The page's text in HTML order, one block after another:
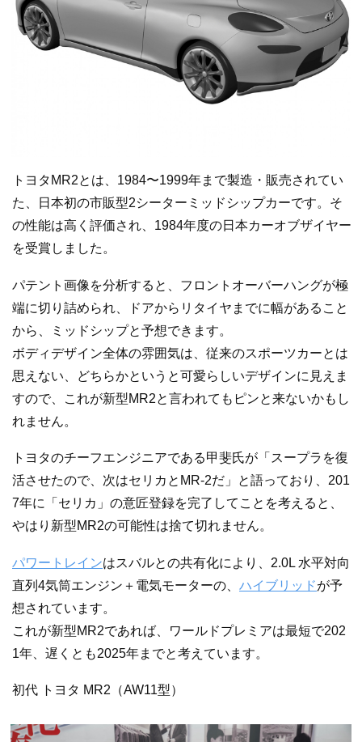
トヨタMR2とは、1984〜1999年まで製造・販売されてい
た、日本初の市販型2シーターミッドシップカーです。そ
の性能は高く評価され、1984年度の日本カーオブザイヤー
を受賞しました。
パテント画像を分析すると、フロントオーバーハングが極
端に切り詰められ、ドアからリタイヤまでに幅があること
から、ミッドシップと予想できます。
ボディデザイン全体の雰囲気は、従来のスポーツカーとは
思えない、どちらかというと可愛らしいデザインに見えま
すので、これが新型MR2と言われてもピンと来ないかもし
れません。
トヨタのチーフエンジニアである甲斐氏が「スープラを復
活させたので、次はセリカとMR-2だ」と語っており、201
7年に「セリカ」の意匠登録を完了してことを考えると、
やはり新型MR2の可能性は捨て切れません。
パワートレインはスバルとの共有化により、2.0L 水平対向
直列4気筒エンジン＋電気モーターの、 ハイブリッドが予
想されています。
これが新型MR2であれば、ワールドプレミアは最短で202
1年、遅くとも2025年までと考えています。
初代 トヨタ MR2（AW11型）